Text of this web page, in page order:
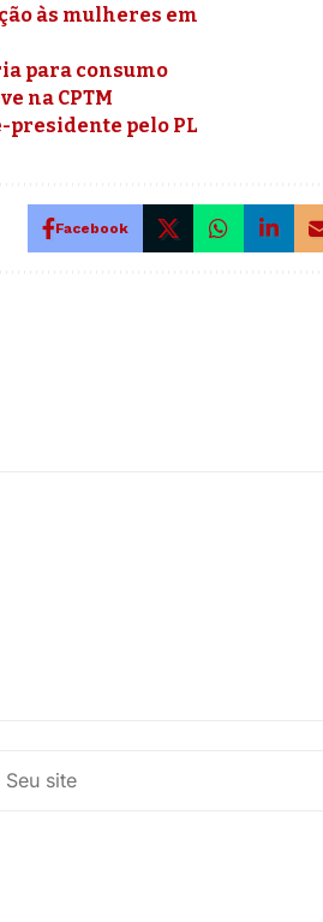
às mulheres em
para consumo
na CPTM
presidente pelo PL
Facebook